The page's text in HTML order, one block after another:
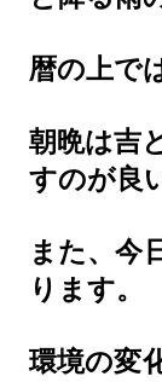
暦の上で
朝晩は吉
すのが良
また、今
ります。
環境の変